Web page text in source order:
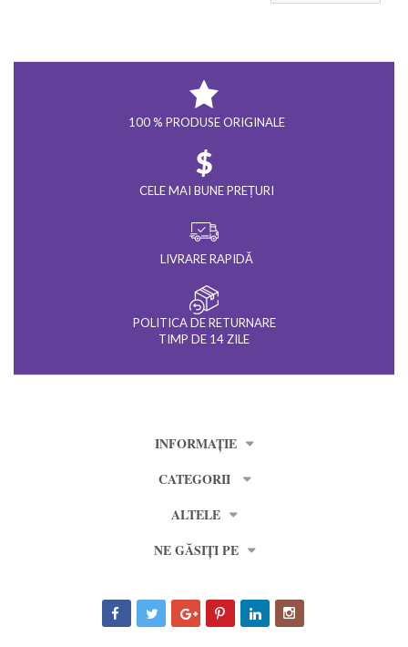
100 % PRODUSE ORIGINALE
CELE MAI BUNE PREȚURI
LIVRARE RAPIDĂ
POLITICA DE RETURNARE
TIMP DE 14 ZILE
INFORMAȚIE
CATEGORII
ALTELE
NE GĂSIȚI PE